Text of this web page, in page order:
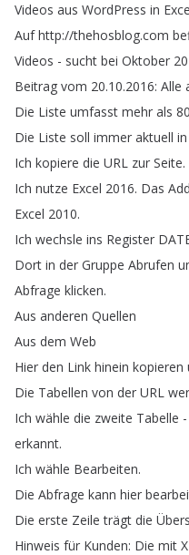
Videos aus WordPress in
Auf http://thehosblog.com
Videos - sucht bei Oktober
Beitrag vom 20.10.2016: Alle
Die Liste umfasst mehr als
Die Liste soll immer aktuell in
Ich kopiere die URL zur Seite.
Ich nutze Excel 2016. Das
Excel 2010.
Ich wechsle ins Register
Dort in der Gruppe Abrufen
Abfrage klicken.
Aus anderen Quellen
Aus dem Web
Hier den Link hinein kopieren
Die Tabellen von der URL
Ich wähle die zweite Tabelle -
erkannt.
Ich wähle Bearbeiten.
Die Abfrage kann hier
Die erste Zeile trägt die
Hinweis für Kunden: Die mit X